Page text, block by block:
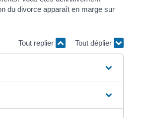
du divorce apparaît en marge sur
Tout replier Tout déplier